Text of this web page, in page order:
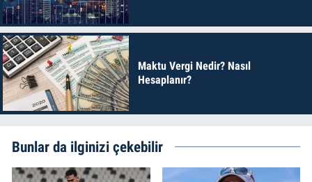
Maktu Vergi Nedir? Nasıl
Hesaplanır?
Bunlar da ilginizi çekebilir